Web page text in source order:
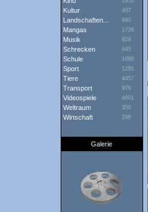
Kultur 467
Landschaften... 940
Mangas 1726
Musik 828
Schrecken 645
Schule 1080
Sport 1265
Tiere 4457
Transport 976
Videospiele 4601
Weltraum 350
Wirtschaft 296
Galerie